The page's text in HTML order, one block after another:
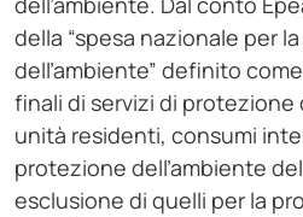
della “spesa nazionale per
dell’ambiente” definito
finali di servizi di protezione
unità residenti, consumi
protezione dell’ambiente
esclusione di quelli per la